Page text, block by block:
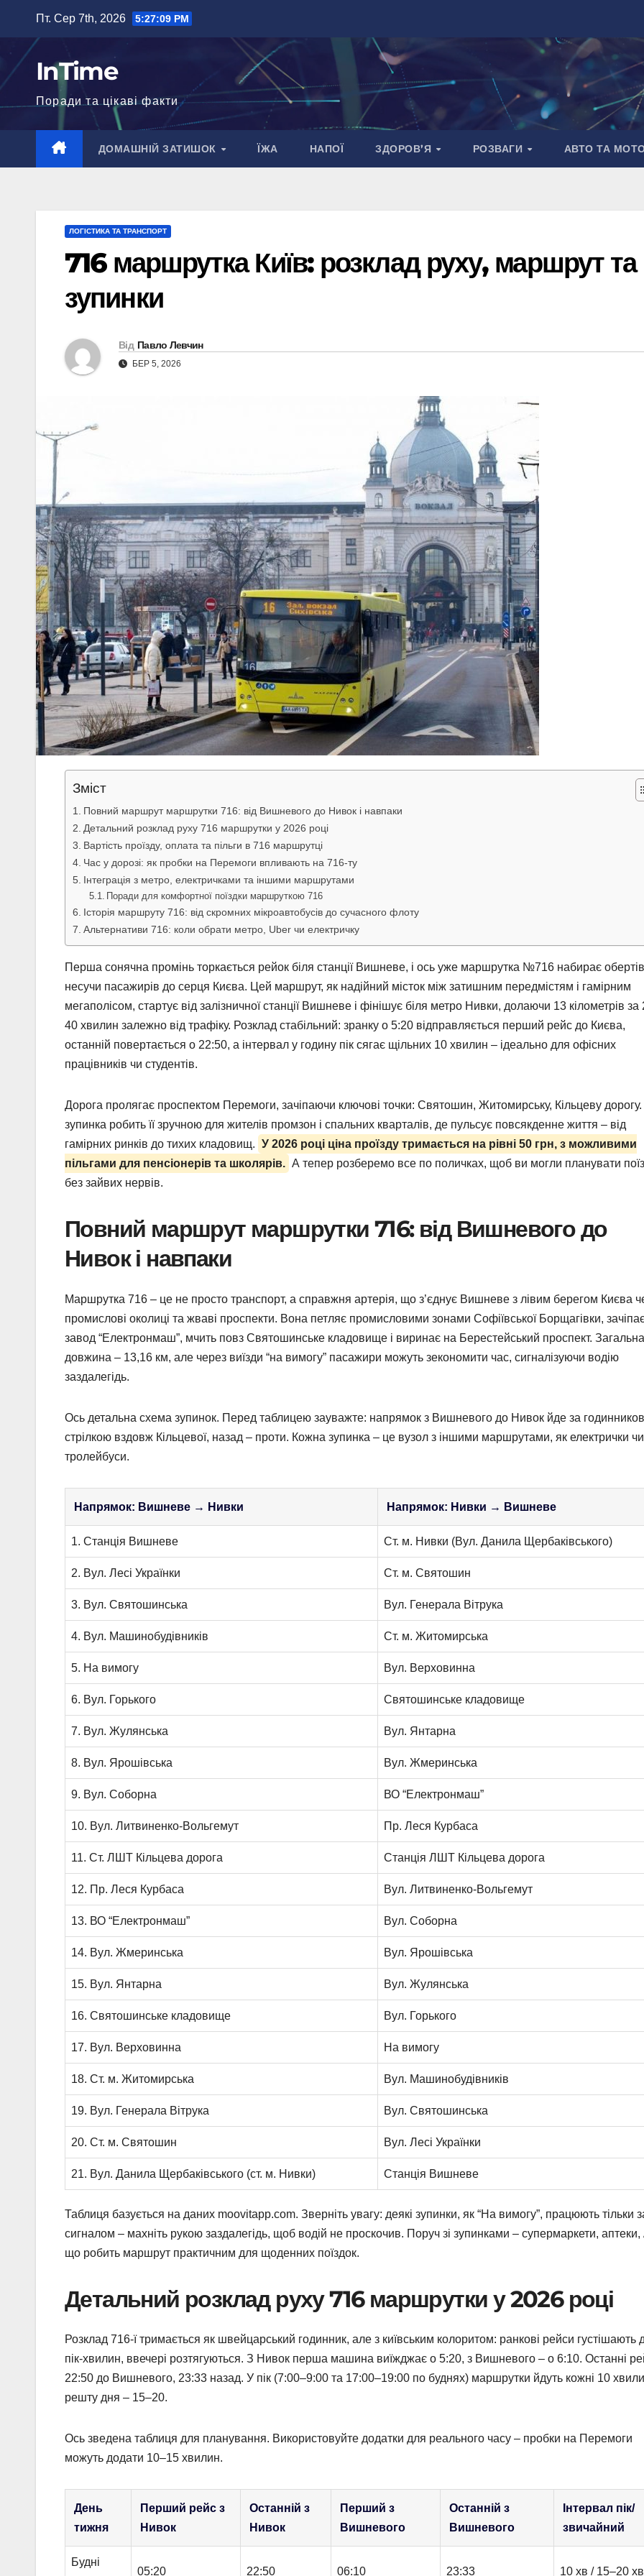
вмісту
Пт. Сер 7th, 2026 5:27:10 PM
InTime
Поради та цікаві факти
ДОМАШНІЙ ЗАТИШОК ЇЖА НАПОЇ ЗДОРОВ’Я РОЗВАГИ АВТО ТА
ЛОГІСТИКА ТА ТРАНСПОРТ
716 маршрутка Київ: розклад руху, маршрут та
зупинки
Від Павло Левчин
БЕР 5, 2026
Зміст
Повний маршрут маршрутки 716: від Вишневого до Нивок і навпаки
Детальний розклад руху 716 маршрутки у 2026 році
Вартість проїзду, оплата та пільги в 716 маршрутці
Час у дорозі: як пробки на Перемоги впливають на 716-ту
Інтеграція з метро, електричками та іншими маршрутами
Поради для комфортної поїздки маршруткою 716
Історія маршруту 716: від скромних мікроавтобусів до сучасного флоту
Альтернативи 716: коли обрати метро, Uber чи електричку
Перша сонячна промінь торкається рейок біля станції Вишневе, і ось уже маршрутка №716 набирає
несучи пасажирів до серця Києва. Цей маршрут, як надійний місток між затишним передмістям і гамірним
мегаполісом, стартує від залізничної станції Вишневе і фінішує біля метро Нивки, долаючи 13 кілометрів за
40 хвилин залежно від трафіку. Розклад стабільний: зранку о 5:20 відправляється перший рейс до Києва,
останній повертається о 22:50, а інтервал у годину пік сягає щільних 10 хвилин – ідеально для офісних
працівників чи студентів.
Дорога пролягає проспектом Перемоги, зачіпаючи ключові точки: Святошин, Житомирську, Кільцеву дорогу.
зупинка робить її зручною для жителів промзон і спальних кварталів, де пульсує повсякденне життя – від
гамірних ринків до тихих кладовищ. У 2026 році ціна проїзду тримається на рівні 50 грн, з можливими
пільгами для пенсіонерів та школярів. А тепер розберемо все по поличках, щоб ви могли планувати
без зайвих нервів.
Повний маршрут маршрутки 716: від Вишневого до
Нивок і навпаки
Маршрутка 716 – це не просто транспорт, а справжня артерія, що з’єднує Вишневе з лівим берегом Києва
промислові околиці та жваві проспекти. Вона петляє промисловими зонами Софіївської Борщагівки,
завод “Електронмаш”, мчить повз Святошинське кладовище і виринає на Берестейський проспект. Загальна
довжина – 13,16 км, але через виїзди “на вимогу” пасажири можуть зекономити час, сигналізуючи водію
заздалегідь.
Ось детальна схема зупинок. Перед таблицею зауважте: напрямок з Вишневого до Нивок йде за
стрілкою вздовж Кільцевої, назад – проти. Кожна зупинка – це вузол з іншими маршрутами, як електрички чи
тролейбуси.
Напрямок: Вишневе → Нивки Напрямок: Нивки → Вишневе
1. Станція Вишневе Ст. м. Нивки (Вул. Данила Щербаківського)
2. Вул. Лесі Українки Ст. м. Святошин
3. Вул. Святошинська Вул. Генерала Вітрука
4. Вул. Машинобудівників Ст. м. Житомирська
5. На вимогу Вул. Верховинна
6. Вул. Горького Святошинське кладовище
7. Вул. Жулянська Вул. Янтарна
8. Вул. Ярошівська Вул. Жмеринська
9. Вул. Соборна ВО “Електронмаш”
10. Вул. Литвиненко-Вольгемут Пр. Леся Курбаса
11. Ст. ЛШТ Кільцева дорога Станція ЛШТ Кільцева дорога
12. Пр. Леся Курбаса Вул. Литвиненко-Вольгемут
13. ВО “Електронмаш” Вул. Соборна
14. Вул. Жмеринська Вул. Ярошівська
15. Вул. Янтарна Вул. Жулянська
16. Святошинське кладовище Вул. Горького
17. Вул. Верховинна На вимогу
18. Ст. м. Житомирська Вул. Машинобудівників
19. Вул. Генерала Вітрука Вул. Святошинська
20. Ст. м. Святошин Вул. Лесі Українки
21. Вул. Данила Щербаківського (ст. м. Нивки) Станція Вишневе
Таблиця базується на даних moovitapp.com. Зверніть увагу: деякі зупинки, як “На вимогу”, працюють тільки
сигналом – махніть рукою заздалегідь, щоб водій не проскочив. Поруч зі зупинками – супермаркети,
що робить маршрут практичним для щоденних поїздок.
Детальний розклад руху 716 маршрутки у 2026 році
Розклад 716-ї тримається як швейцарський годинник, але з київським колоритом: ранкові рейси густішають
пік-хвилин, ввечері розтягуються. З Нивок перша машина виїжджає о 5:20, з Вишневого – о 6:10. Останні
22:50 до Вишневого, 23:33 назад. У пік (7:00–9:00 та 17:00–19:00 по буднях) маршрутки йдуть кожні 10
решту дня – 15–20.
Ось зведена таблиця для планування. Використовуйте додатки для реального часу – пробки на Перемоги
можуть додати 10–15 хвилин.
День
тижня
Перший рейс з
Нивок
Останній з
Нивок
Перший з
Вишневого
Останній з
Вишневого
Інтервал пік/
звичайний
Будні
05:20 22:50 06:10 23:33 10 хв / 15–20 хв